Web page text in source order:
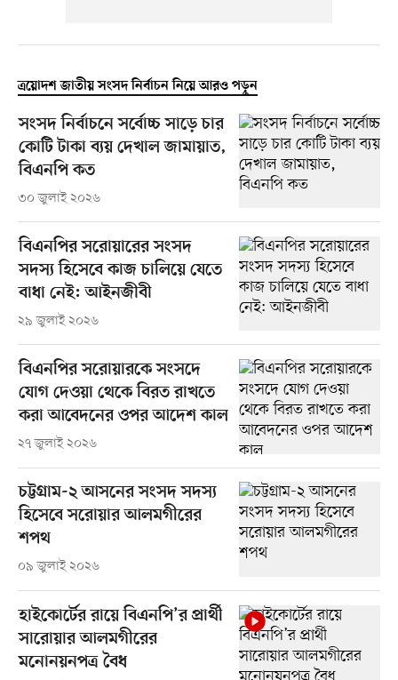
ত্রয়োদশ জাতীয় সংসদ নির্বাচন নিয়ে আরও পড়ুন
সংসদ নির্বাচনে সর্বোচ্চ সাড়ে চার
কোটি টাকা ব্যয় দেখাল জামায়াত,
বিএনপি কত
৩০ জুলাই ২০২৬
বিএনপির সরোয়ারের সংসদ
সদস্য হিসেবে কাজ চালিয়ে যেতে
বাধা নেই: আইনজীবী
২৯ জুলাই ২০২৬
বিএনপির সরোয়ারকে সংসদে
যোগ দেওয়া থেকে বিরত রাখতে
করা আবেদনের ওপর আদেশ কাল
২৭ জুলাই ২০২৬
চট্টগ্রাম-২ আসনের সংসদ সদস্য
হিসেবে সরোয়ার আলমগীরের
শপথ
০৯ জুলাই ২০২৬
হাইকোর্টের রায়ে বিএনপি’র প্রার্থী
সারোয়ার আলমগীরের
মনোনয়নপত্র বৈধ